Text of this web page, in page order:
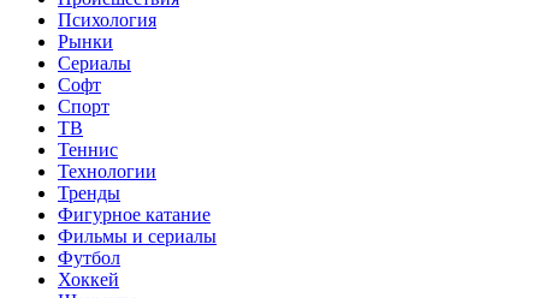
Психология
Рынки
Сериалы
Софт
Спорт
ТВ
Теннис
Технологии
Тренды
Фигурное катание
Фильмы и сериалы
Футбол
Хоккей